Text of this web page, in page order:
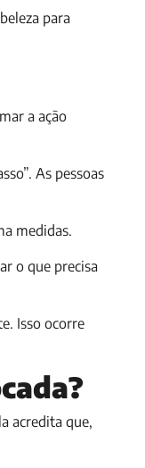
para
a ação
As pessoas
medidas.
o que precisa
Isso ocorre
acredita que,